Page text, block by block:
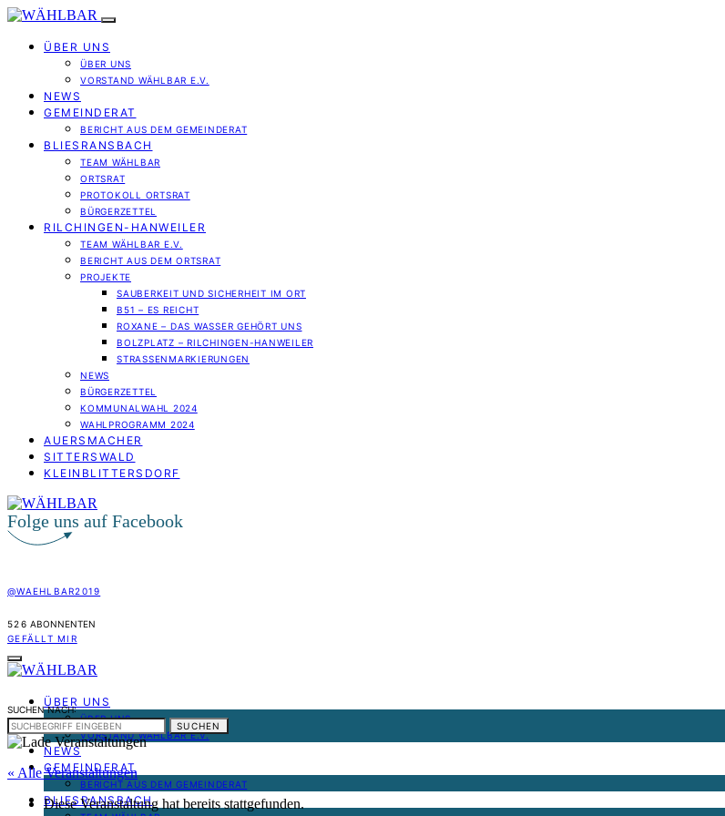
ÜBER UNS
ÜBER UNS
VORSTAND WÄHLBAR E.V.
NEWS
GEMEINDERAT
BERICHT AUS DEM GEMEINDERAT
BLIESRANSBACH
TEAM WÄHLBAR
ORTSRAT
PROTOKOLL ORTSRAT
BÜRGERZETTEL
RILCHINGEN-HANWEILER
TEAM WÄHLBAR E.V.
BERICHT AUS DEM ORTSRAT
PROJEKTE
SAUBERKEIT UND SICHERHEIT IM ORT
B51 – ES REICHT
ROXANE – DAS WASSER GEHÖRT UNS
BOLZPLATZ – RILCHINGEN-HANWEILER
STRASSENMARKIERUNGEN
NEWS
BÜRGERZETTEL
KOMMUNALWAHL 2024
WAHLPROGRAMM 2024
AUERSMACHER
SITTERSWALD
KLEINBLITTERSDORF
Folge uns auf Facebook
@WAEHLBAR2019
526 ABONNENTEN
GEFÄLLT MIR
ÜBER UNS
ÜBER UNS
VORSTAND WÄHLBAR E.V.
NEWS
GEMEINDERAT
BERICHT AUS DEM GEMEINDERAT
BLIESRANSBACH
SUCHEN NACH:
SUCHEN
« Alle Veranstaltungen
Diese Veranstaltung hat bereits stattgefunden.